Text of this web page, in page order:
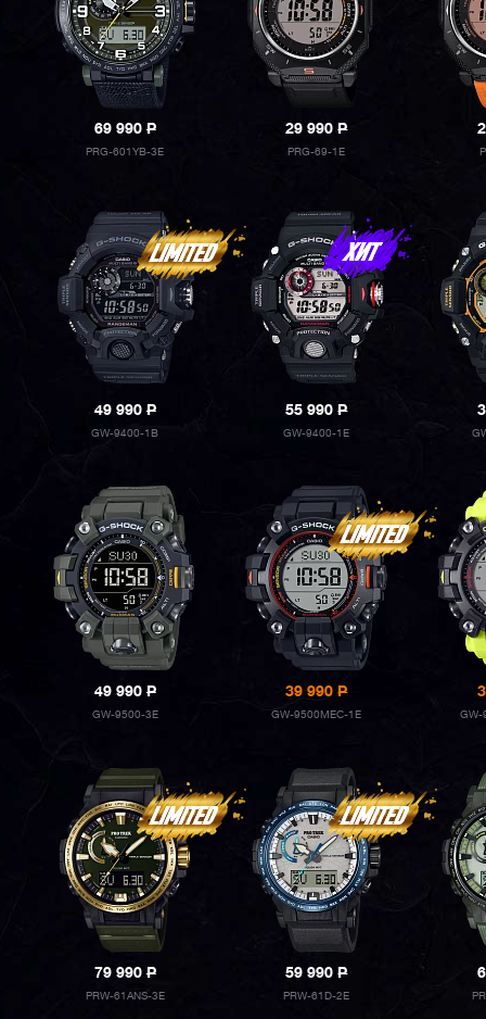
69 990P
PRG-601YB-3E
29 990P
PRG-69-1E
49 990P
GW-9400-1B
55 990P
GW-9400-1E
49 990P
GW-9500-3E
39 990P
GW-9500MEC-1E GW-
79 990P
PRW-61ANS-3E
59 990P
PRW-61D-2E